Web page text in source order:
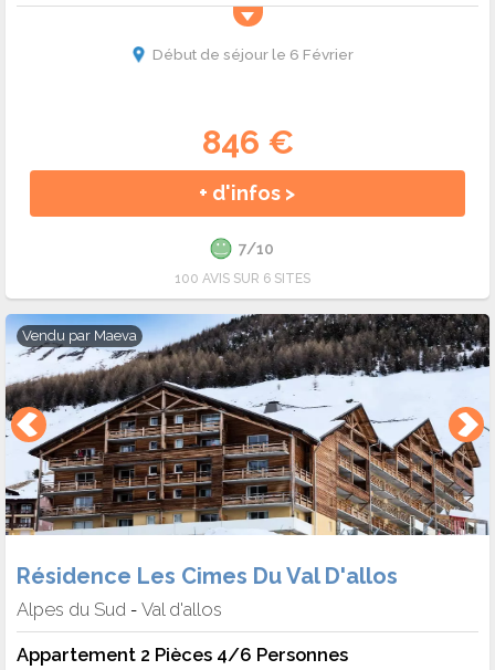
vacances scolaires tombent durant ce mois. Pour votre séjour
à Val d'Allos, choisissez le type de location que vous
Début de séjour le 6 Février
846 €
+ d'infos >
7/10
100 AVIS SUR 6 SITES
Vendu par Maeva
Résidence Les Cimes Du Val D'allos
Alpes du Sud - Val d'allos
Appartement 2 Pièces 4/6 Personnes